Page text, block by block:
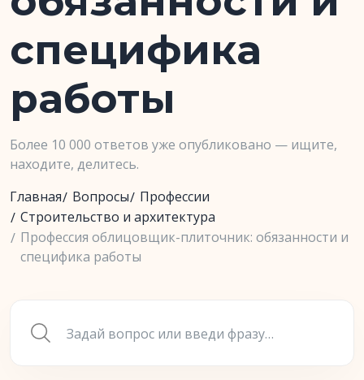
специфика
работы
Более 10 000 ответов уже опубликовано — ищите,
находите, делитесь.
Главная
Вопросы
Профессии
Строительство и архитектура
Профессия облицовщик-плиточник: обязанности и
специфика работы